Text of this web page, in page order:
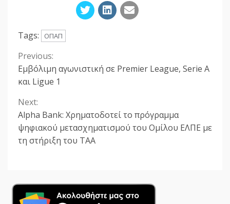
Tags: ΟΠΑΠ
Continue
Reading
Previous:
Εμβόλιμη αγωνιστική σε Premier League, Serie A
και Ligue 1
Next:
Alpha Bank: Χρηματοδoτεί το πρόγραμμα
ψηφιακού μετασχηματισμού του Ομίλου ΕΛΠΕ με
τη στήριξη του ΤΑΑ